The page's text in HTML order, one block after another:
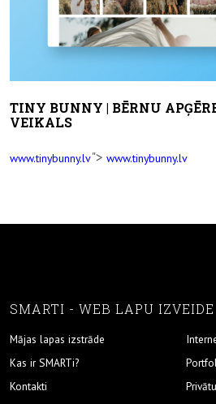
TINY BUNNY | BĒRNU
VEIKALS
www.tinybunny.lv"> www.tinybunny.lv
SMARTI - WEB LAPU IZVEIDE
Mājas lapas izstrāde
Kas ir SMARTi?
Kontakti